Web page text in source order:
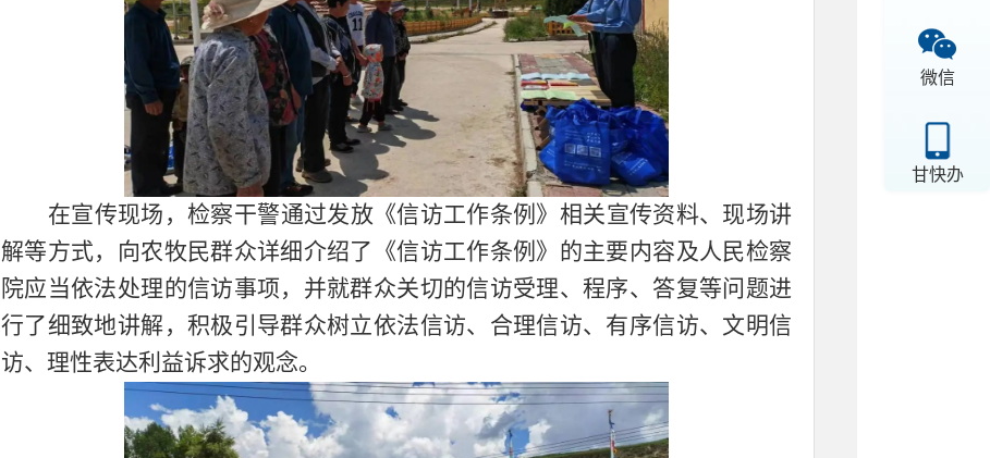
微信
甘快办
在宣传现场，检察干警通过发放《信访工作条例》相关宣传资料、现场讲
解等方式，向农牧民群众详细介绍了《信访工作条例》的主要内容及人民检察
院应当依法处理的信访事项，并就群众关切的信访受理、程序、答复等问题进
行了细致地讲解，积极引导群众树立依法信访、合理信访、有序信访、文明信
访、理性表达利益诉求的观念。